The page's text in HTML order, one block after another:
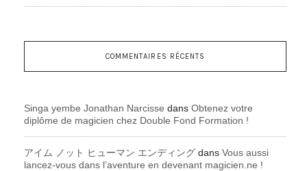
COMMENTAIRES RÉCENTS
Singa yembe Jonathan Narcisse dans Obtenez votre
diplôme de magicien chez Double Fond Formation !
アイム ノット ヒューマン エンディング dans Vous aussi
lancez-vous dans l’aventure en devenant magicien.ne !